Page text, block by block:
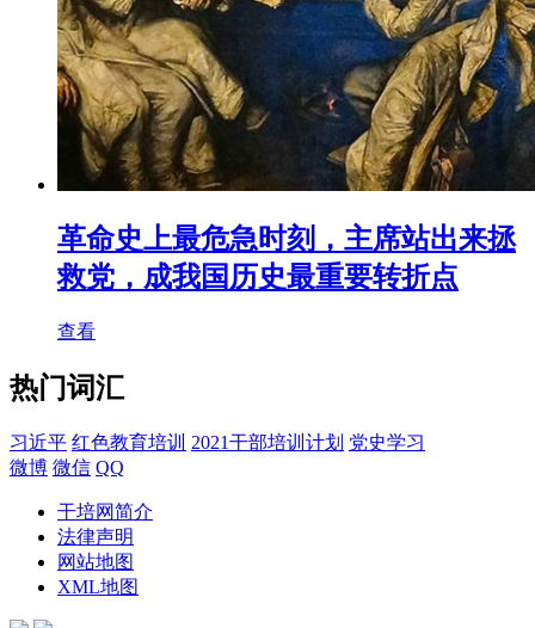
革命史上最危急时刻，主席站出来拯
救党，成我国历史最重要转折点
查看
热门词汇
习近平 红色教育培训 2021干部培训计划 党史学习
微博 微信 QQ
干培网简介
法律声明
网站地图
XML地图